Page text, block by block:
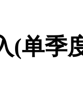
(单季